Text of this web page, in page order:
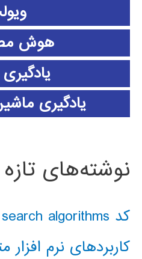
هوش
یادگیری
نوشته‌های تازه
کد classical AI search algorithms
کاربردهای نرم افزار